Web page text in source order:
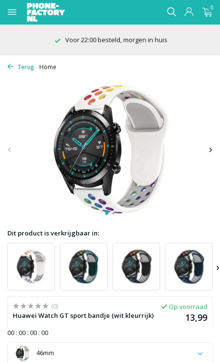
0
Voor 22:00 besteld, morgen in huis
Terug Home
Dit product is verkrijgbaar in:
›
(0)
Huawei Watch GT sport bandje (wit kleurrijk)
Op voorraad
13,99
00 : 00 : 00 : 00
46mm